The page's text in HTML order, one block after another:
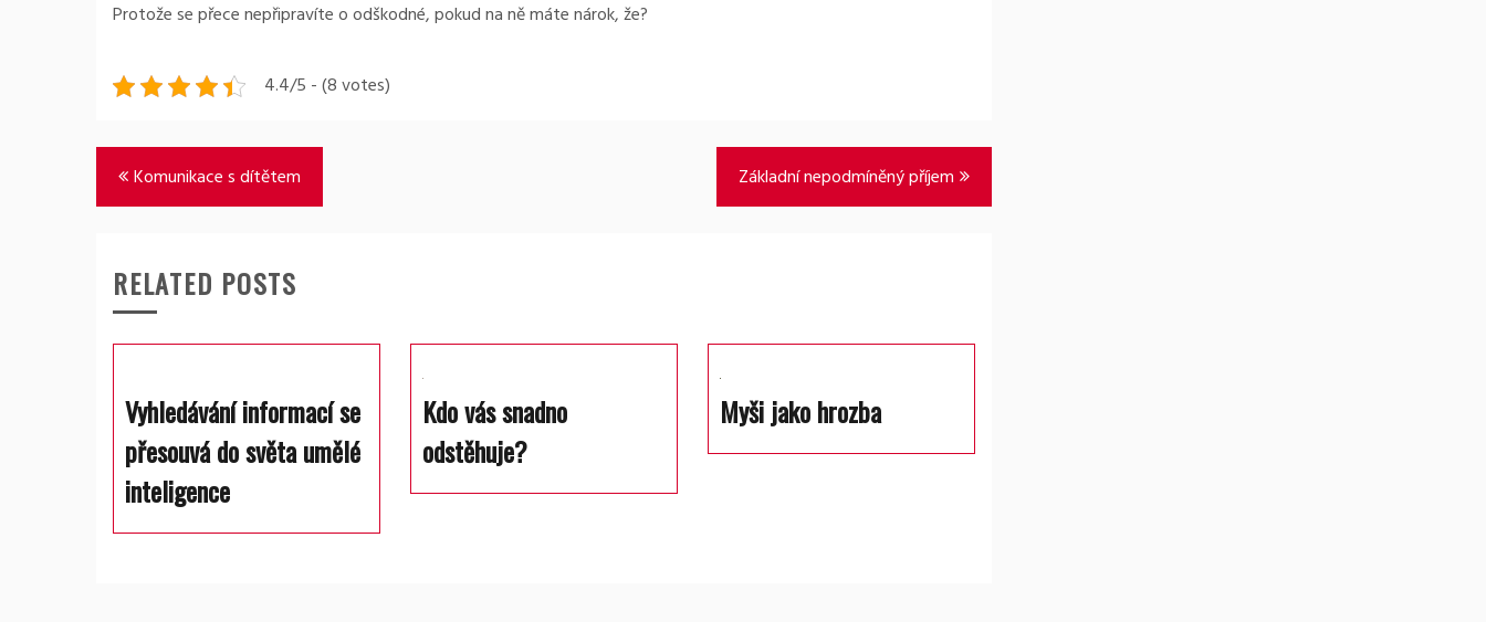
Protože se přece nepřipravíte o odškodné, pokud na ně máte nárok, že?
4.4/5 - (8 votes)
Navigace
pro
Komunikace s dítětem Základní nepodmíněný příjem
RELATED POSTS
Vyhledávání informací se
přesouvá do světa umělé
inteligence
Kdo vás snadno
odstěhuje?
Myši jako hrozba